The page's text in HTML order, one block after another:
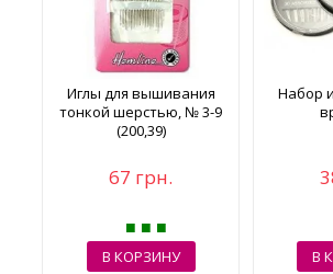
Иглы для вышивания
тонкой шерстью, № 3-9
(200,39)
67 грн.
В КОРЗИНУ
Набор
В